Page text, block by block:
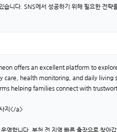
니다. SNS에서 성공하기 위해 필요한 전략
offers an excellent platform to
health monitoring, and daily
helping families connect with
지</a>
영합니다. 부천 전 지역 빠른 출장으로 찾아갑